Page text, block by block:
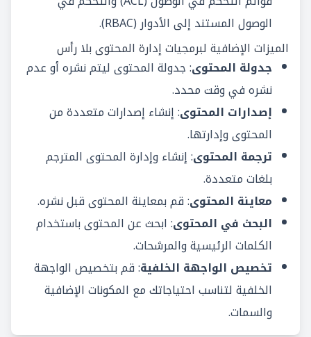
الوصول المستند إلى الأدوار (RBAC).
الميزات الإضافية لبرمجيات إدارة المحتوى بلا رأس
جدولة المحتوى: جدولة المحتوى ليتم نشره أو عدم
نشره في وقت محدد.
إصدارات المحتوى: إنشاء إصدارات متعددة من
المحتوى وإدارتها.
ترجمة المحتوى: إنشاء وإدارة المحتوى المترجم
بلغات متعددة.
معاينة المحتوى: قم بمعاينة المحتوى قبل نشره.
البحث في المحتوى: ابحث عن المحتوى باستخدام
الكلمات الرئيسية والمرشحات.
تخصيص الواجهة الخلفية: قم بتخصيص الواجهة
الخلفية لتناسب احتياجاتك مع المكونات الإضافية
والسمات.